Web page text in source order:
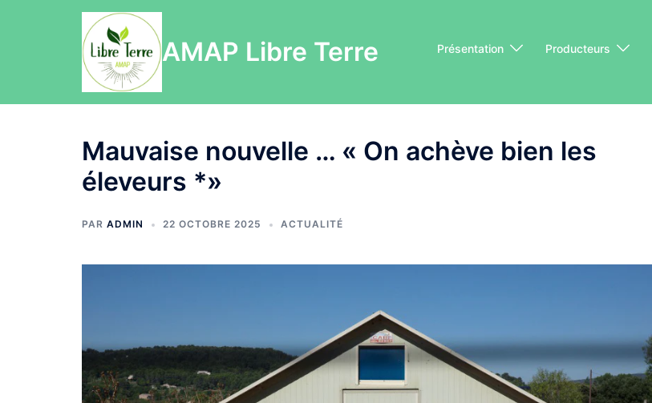
AMAP Libre Terre Présentation Producteurs
Mauvaise nouvelle … « On achève bien les
éleveurs *»
PAR ADMIN 22 OCTOBRE 2025 ACTUALITÉ